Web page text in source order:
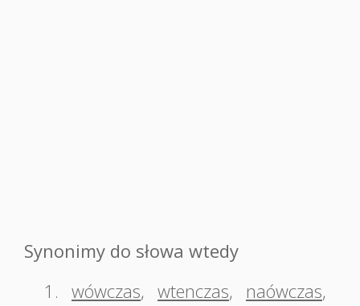
Synonimy do słowa wtedy
1. wówczas, wtenczas, naówczas,